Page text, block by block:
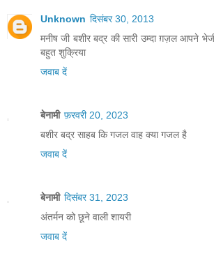
Unknown दिसंबर 30, 2013
मनीष जी बशीर बद्र की सारी उम्दा ग़ज़ल आपने
बहुत शुक्रिया
जवाब दें
बेनामी फ़रवरी 20, 2023
बशीर बद्र साहब कि गजल वाह क्या गजल है
जवाब दें
बेनामी दिसंबर 31, 2023
अंतर्मन को छूने वाली शायरी
जवाब दें